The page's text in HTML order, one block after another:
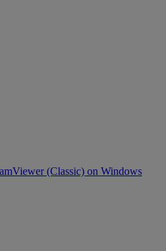
(Classic) on Windows